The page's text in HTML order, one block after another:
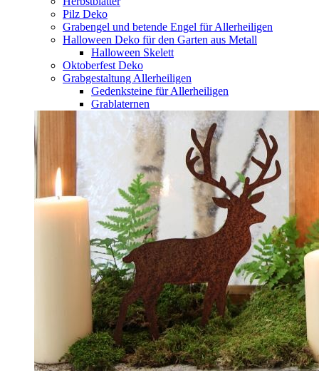
Pilz Deko
Grabengel und betende Engel für Allerheiligen
Halloween Deko für den Garten aus Metall
Halloween Skelett
Oktoberfest Deko
Grabgestaltung Allerheiligen
Gedenksteine für Allerheiligen
Grablaternen